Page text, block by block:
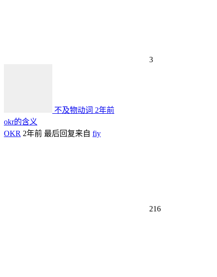
3
不及物动词 2年前
okr的含义
OKR 2年前 最后回复来自 fiy
216